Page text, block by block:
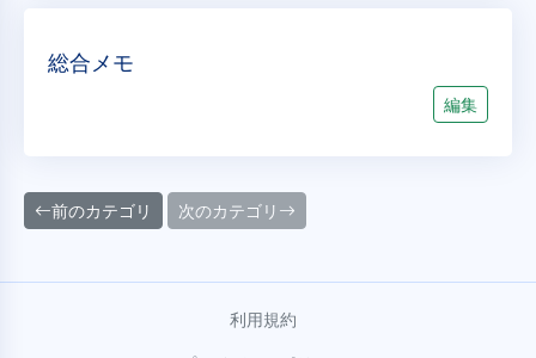
総合メモ
編集
前のカテゴリ 次のカテゴリ
利用規約